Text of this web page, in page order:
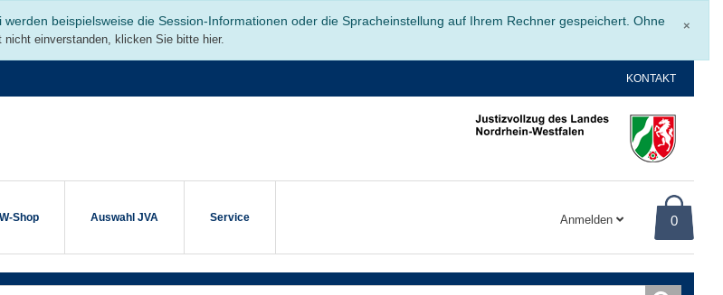
×
beispielsweise die Session-Informationen oder die Spracheinstellung auf Ihrem Rechner gespeichert. Ohne
nicht einverstanden, klicken Sie bitte hier.
KONTAKT
Shop Auswahl JVA Service Anmelden 0